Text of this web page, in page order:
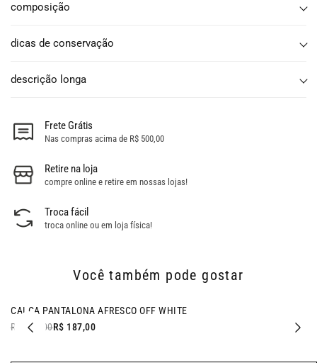
composição
dicas de conservação
descrição longa
Frete Grátis
Nas compras acima de R$ 500,00
Retire na loja
compre online e retire em nossas lojas!
Troca fácil
troca online ou em loja física!
Você também pode gostar
- 53% OFF
CALCA PANTALONA AFRESCO OFF WHITE
R$ 397,00R$ 187,00